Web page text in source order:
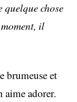
quelque chose
il
brumeuse et
aime adorer.